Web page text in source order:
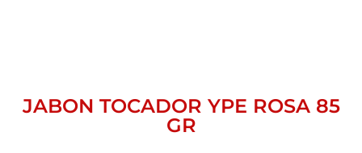
JABON TOCADOR YPE ROSA 85
GR